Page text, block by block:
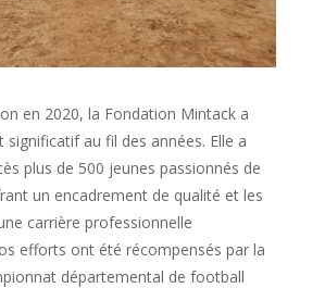
en 2020, la Fondation Mintack a
significatif au fil des années. Elle a
plus de 500 jeunes passionnés de
un encadrement de qualité et les
carrière professionnelle
efforts ont été récompensés par la
départemental de football